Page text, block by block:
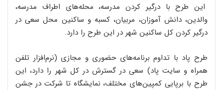
این طرح با درگیر کردن مدرسه، محله‌های اطراف مدرسه،
والدین، دانش آموزان، مربیان، کسبه و ساکنین محل سعی در
درگیر کردن کل ساکنین شهر در این طرح را دارد.
طرح پاد با تداوم برنامه‌های حضوری و مجازی (نرم‌افزار تلفن
همراه و سایت پاد) سعی در گسترش در کل شهر را دارد، این
طرح با برپایی کمپین‌های مختلف، نمایشگاه تا شرکت در جشن